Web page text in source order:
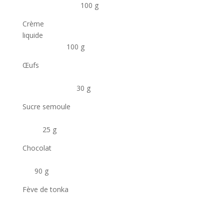
100 g
Crème
liquide
100 g
Œufs
30 g
Sucre semoule
25 g
Chocolat
90 g
Fève de tonka